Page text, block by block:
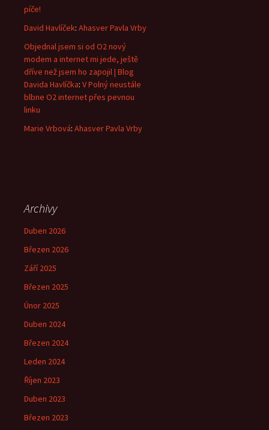
píče!
David Havlíček: Ahasver Pavla Vrby
Objednal jsem si od O2 nový
modem a internet mi jede, ještě
dříve než jsem ho zapojil | Blog
Davida Havlíčka: V Polný neustále
blbne O2 internet přes pevnou
linku
Marie Vrbová: Ahasver Pavla Vrby
Archivy
Duben 2026
Březen 2026
Září 2025
Březen 2025
Únor 2025
Duben 2024
Březen 2024
Leden 2024
Říjen 2023
Duben 2023
Březen 2023